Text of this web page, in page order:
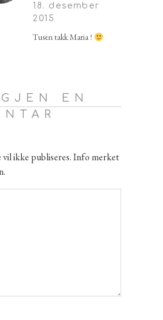
18. desember
2015
Tusen takk Maria !
EN
vil ikke publiseres. Info merket